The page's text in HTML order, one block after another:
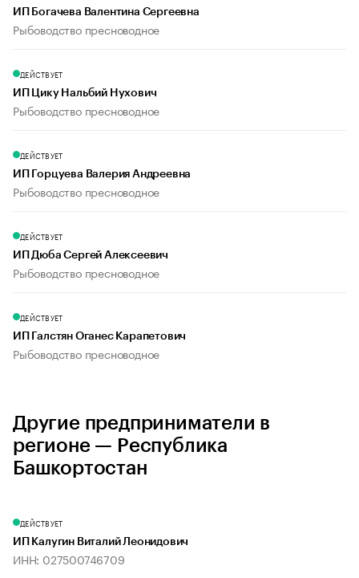
ИП Богачева Валентина Сергеевна
Рыбоводство пресноводное
ДЕЙСТВУЕТ
ИП Цику Нальбий Нухович
Рыбоводство пресноводное
ДЕЙСТВУЕТ
ИП Горцуева Валерия Андреевна
Рыбоводство пресноводное
ДЕЙСТВУЕТ
ИП Дюба Сергей Алексеевич
Рыбоводство пресноводное
ДЕЙСТВУЕТ
ИП Галстян Оганес Карапетович
Рыбоводство пресноводное
Другие предприниматели в
регионе — Республика
Башкортостан
ДЕЙСТВУЕТ
ИП Калугин Виталий Леонидович
ИНН: 027500746709